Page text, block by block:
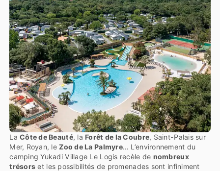
LaCôte de Beauté, la Forêt de la Coubre, Saint-Palais sur
Mer, Royan, leZoo de La Palmyre… L’environnement du
camping Yukadi Village Le Logis recèle de nombreux
trésors et les possibilités de promenades sont infiniment